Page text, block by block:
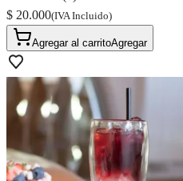
$ 20.000(IVA Incluido)
Agregar al carritoAgregar